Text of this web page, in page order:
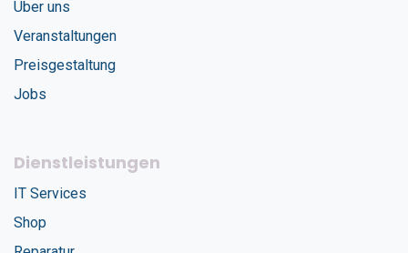
Uber uns
Veranstaltungen
Preisgestaltung
Jobs
Dienstleistungen
IT Services
Shop